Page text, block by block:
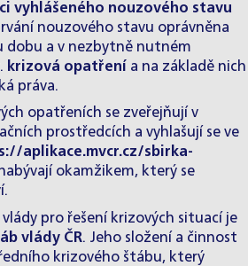
vyhlášeného nouzového stavu
nouzového stavu oprávněna
dobu a v nezbytně nutném
krizová opatření a na základě nich
práva.
opatřeních se zveřejňují v
prostředcích a vyhlašují se ve
aplikace.mvcr.cz/sbirka-
okamžikem, který se
pro řešení krizových situací je
vlády ČR. Jeho složení a činnost
krizového štábu, který